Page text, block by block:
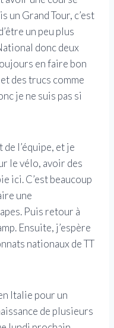
un Grand Tour, c’est
un peu plus
donc deux
en faire bon
des trucs comme
je ne suis pas si
de l’équipe, et je
le vélo, avoir des
ici. C’est beaucoup
une
Puis retour à
Ensuite, j’espère
nationaux de TT
Italie pour un
de plusieurs